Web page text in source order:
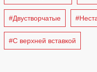
#Двустворчатые
#С верхней вставкой